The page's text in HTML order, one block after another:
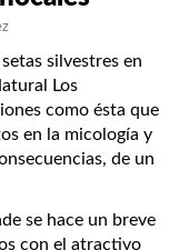
silvestres en
Los
como ésta que
en la micología y
de un
se hace un breve
con el atractivo